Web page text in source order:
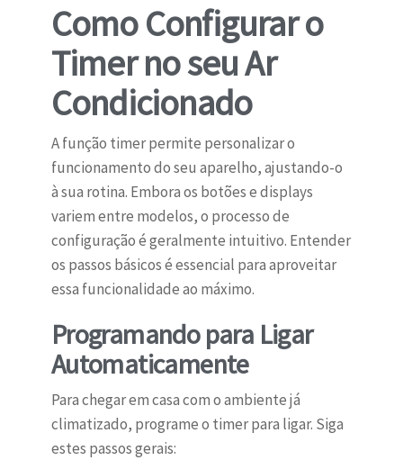
Como Configurar o
Timer no seu Ar
Condicionado
A função timer permite personalizar o
funcionamento do seu aparelho, ajustando-o
à sua rotina. Embora os botões e displays
variem entre modelos, o processo de
configuração é geralmente intuitivo. Entender
os passos básicos é essencial para aproveitar
essa funcionalidade ao máximo.
Programando para Ligar
Automaticamente
Para chegar em casa com o ambiente já
climatizado, programe o timer para ligar. Siga
estes passos gerais: